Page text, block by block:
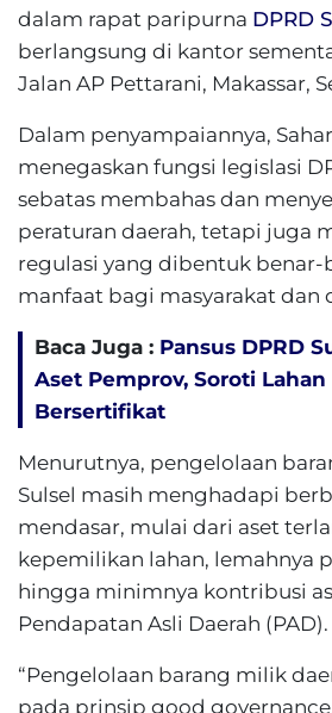
dalam rapat paripurna DPRD
berlangsung di kantor
Jalan AP Pettarani, Makassar,
Dalam penyampaiannya,
menegaskan fungsi legislasi
sebatas membahas dan
peraturan daerah, tetapi juga
regulasi yang dibentuk
manfaat bagi masyarakat dan
Baca Juga : Pansus DPRD
Aset Pemprov, Soroti
Bersertifikat
Menurutnya, pengelolaan
Sulsel masih menghadapi
mendasar, mulai dari aset
kepemilikan lahan, lemahnya
hingga minimnya kontribusi
Pendapatan Asli Daerah (PAD).
“Pengelolaan barang milik
pada prinsip good